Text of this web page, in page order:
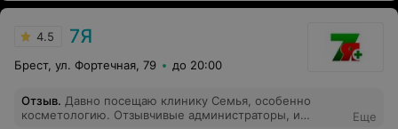
4.5 7Я
Брест, ул. Фортечная, 79 до 20:00
Отзыв. Давно посещаю клинику Семья, особенно
косметологию. Отзывчивые администраторы, и
Еще